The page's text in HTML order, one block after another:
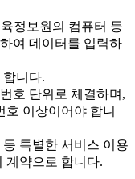
정보원의 컴퓨터 등
여 데이터를 입력하
니다.
호 단위로 체결하며,
호 이상이어야 합니
특별한 서비스 이용
계약으로 합니다.